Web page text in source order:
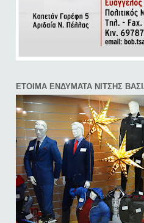
ΕΤΟΙΜΑ ΕΝΔΥΜΑΤΑ ΝΙΤΣΗΣ